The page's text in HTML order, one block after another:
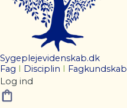
Sygeplejevidenskab.dk
Fag
Disciplin
Fagkundskab
Log ind